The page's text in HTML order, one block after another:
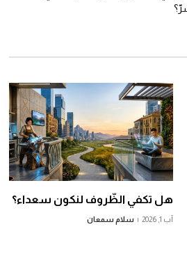
هل تكفي الظّروف لنكون سعداء؟
آب 1, 2026 سلام سمعان